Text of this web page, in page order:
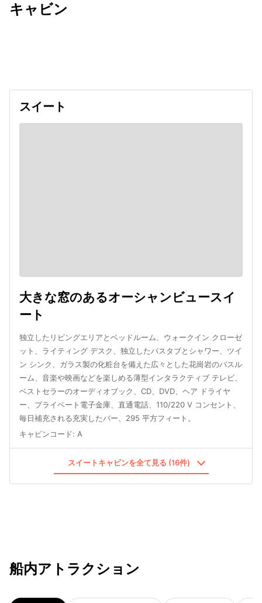
キャビン
スイート
大きな窓のあるオーシャンビュースイ
ート
独立したリビングエリアとベッドルーム、ウォークイン クローゼ
ット、ライティング デスク、独立したバスタブとシャワー、ツイ
ン シンク、ガラス製の化粧台を備えた広々とした花崗岩のバスル
ーム、音楽や映画などを楽しめる薄型インタラクティブ テレビ、
ベストセラーのオーディオブック、CD、DVD、ヘア ドライヤ
ー、プライベート電子金庫、直通電話、110/220 V コンセント、
毎日補充される充実したバー、295 平方フィート。
キャビンコード: A
スイートキャビンを全て見る (16件)
船内アトラクション